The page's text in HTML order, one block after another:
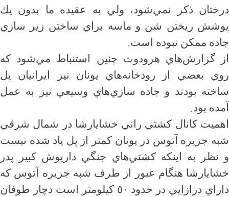
درختان ذكر نمي‌شود، ولي به عقيده ما بدون يك
پوشش ريختن شن و ماسه براي ساختن زير سازي
جاده ممكن نبوده است.
از گزارش‌هاي هرودوت چنين استنباط مي‌شود كه
روي بعضي از رودخانه‌هاي يونان نيز ايرانيان پل
ساخته بودند و جاده سازي‌هاي وسيعي نيز به عمل
آمده بود.
اهميت كانال كشتي راني خشايارشا در شمال شرقي
شبه جزيره آتوس در يونان كمتر از پل ياد شده نيست
و نظر به اينكه كشتي‌هاي جنگي داريوش كبير پدر
خشايارشا هنگام عبور از طرف شبه جزيره آتوس كه
داراي درازايي در حدود ٥٠ كيلومتر است دچار طوفان